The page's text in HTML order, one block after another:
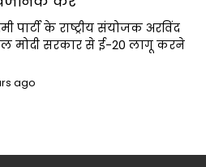
पार्टी के राष्ट्रीय संयोजक अरविंद
मोदी सरकार से ई-20 लागू करने
ago